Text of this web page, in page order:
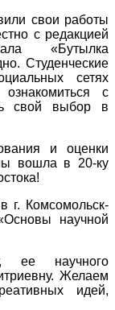
свои работы
с редакцией
«Бутылка
Студенческие
сетях
с
свой выбор в
и оценки
вошла в 20-ку
г. Комсомольск-
научной
ее научного
Желаем
идей,